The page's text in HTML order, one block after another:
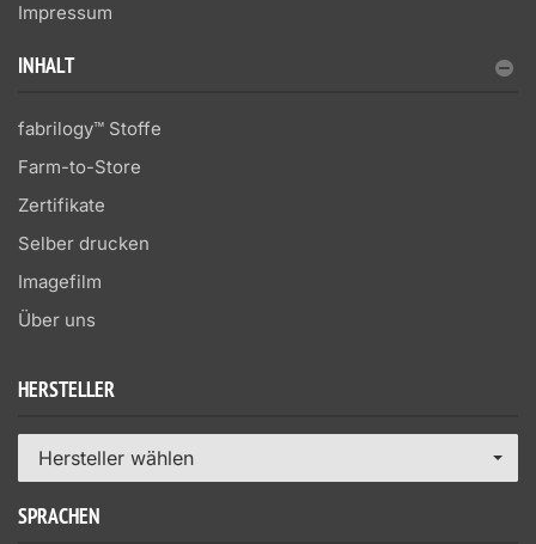
Impressum
INHALT
fabrilogy™ Stoffe
Farm-to-Store
Zertifikate
Selber drucken
Imagefilm
Über uns
HERSTELLER
Hersteller wählen
SPRACHEN